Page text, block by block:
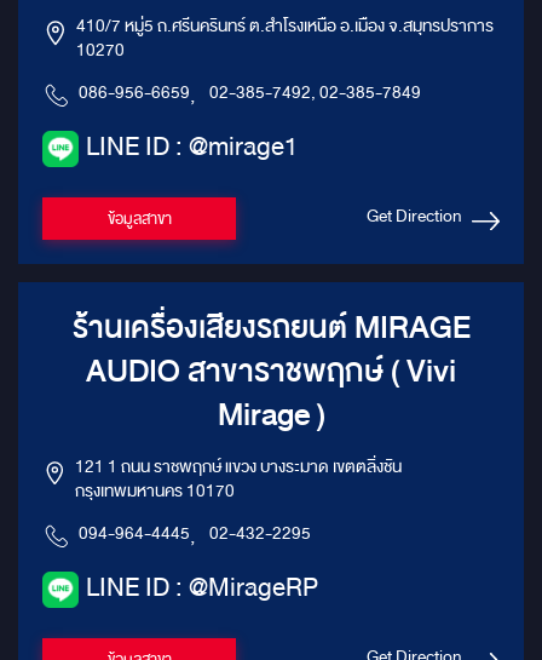
410/7 หมู่5 ถ.ศรีนครินทร์ ต.สำโรงเหนือ อ.เมือง จ.สมุทรปราการ
10270
086-956-6659, 02-385-7492, 02-385-7849
LINE ID : @mirage1
ข้อมูลสาขา Get Direction
ร้านเครื่องเสียงรถยนต์ MIRAGE
AUDIO สาขาราชพฤกษ์ ( Vivi
Mirage )
121 1 ถนน ราชพฤกษ์ แขวง บางระมาด เขตตลิ่งชัน
กรุงเทพมหานคร 10170
094-964-4445, 02-432-2295
LINE ID : @MirageRP